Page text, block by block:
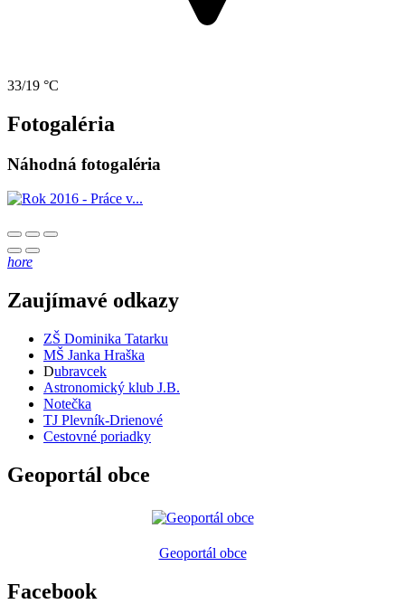
33/19 °C
Fotogaléria
Náhodná fotogaléria
hore
Zaujímavé odkazy
ZŠ Dominika Tatarku
MŠ Janka Hraška
Dubravcek
Astronomický klub J.B.
Notečka
TJ Plevník-Drienové
Cestovné poriadky
Geoportál obce
Geoportál obce
Facebook